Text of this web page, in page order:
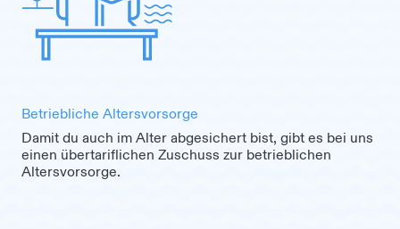
Betriebliche Altersvorsorge
Damit du auch im Alter abgesichert bist, gibt es bei uns
einen übertariflichen Zuschuss zur betrieblichen
Altersvorsorge.